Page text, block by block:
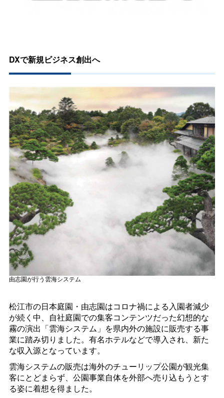
DXで新規ビジネス創出へ
由志園が行う雲海システム
松江市の日本庭園・由志園はコロナ禍による入園者減少
が続く中、自社庭園での集客コンテンツだった幻想的な
霧の演出「雲海システム」を県内外の施設に販売する事
業に踏み切りました。有名ホテルなどで導入され、新た
な収入源となっています。
雲海システムの販売は海外のチューリップ公園が観光集
客にとどまらず、公園事業自体を外部へ売り込もうとす
る姿に着想を得ました。